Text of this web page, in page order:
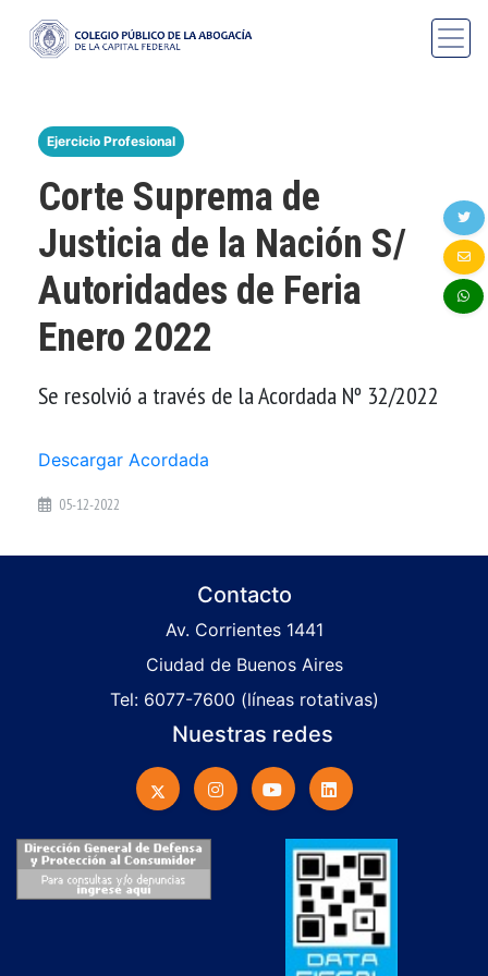
Ejercicio Profesional
Corte Suprema de
Justicia de la Nación S/
Autoridades de Feria
Enero 2022
Se resolvió a través de la Acordada Nº 32/2022
Descargar Acordada
05-12-2022
Contacto
Av. Corrientes 1441
Ciudad de Buenos Aires
Tel: 6077-7600 (líneas rotativas)
Nuestras redes